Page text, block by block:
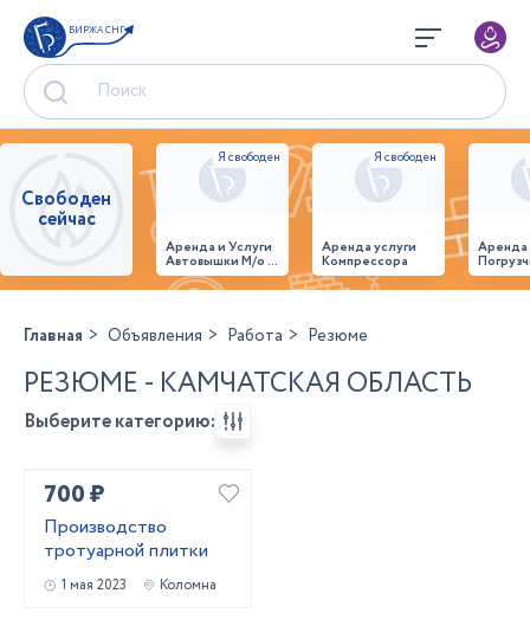
БИРЖА СНГ
Свободен
сейчас
Аренда и Услуги
Автовышки М/о г.
Домодедово
26,28,32 место
Аренда услуги
Компрессора
Главная Объявления Работа Резюме
РЕЗЮМЕ - КАМЧАТСКАЯ ОБЛАСТЬ
Выберите категорию:
700 ₽
Производство
тротуарной плитки
1 мая 2023 Коломна